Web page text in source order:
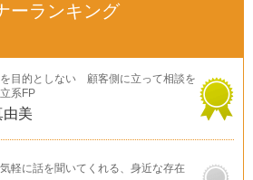
ーランキング
目的としない 顧客側に立って相談を
系FP
由美
軽に話を聞いてくれる、身近な存在